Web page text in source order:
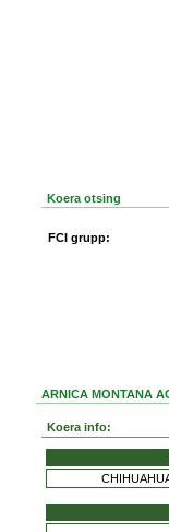
Koera otsing
FCI grupp:
ARNICA MONTANA
Koera info: